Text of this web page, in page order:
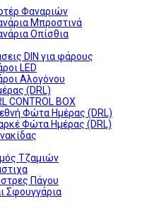
Φαναριών
Μπροστινά
Οπίσθια
DIN για φάρους
LED
Αλογόνου
(DRL)
CONTROL BOX
Φώτα Ημέρας (DRL)
Φώτα Ημέρας (DRL)
Τζαμιών
Πάγου
Σφουγγάρια